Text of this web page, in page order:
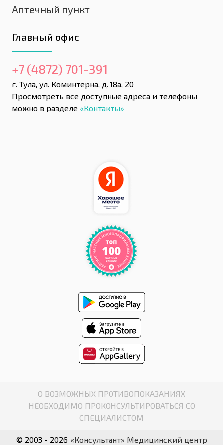
Аптечный пункт
Главный офис
+7 (4872) 701-391
г. Тула, ул. Коминтерна, д. 18а, 20
Просмотреть все доступные адреса и телефоны
можно в разделе «Контакты»
О ВОЗМОЖНЫХ ПРОТИВОПОКАЗАНИЯХ
НЕОБХОДИМО ПРОКОНСУЛЬТИРОВАТЬСЯ СО
СПЕЦИАЛИСТОМ
© 2003 - 2026 «Консультант» Медицинский центр